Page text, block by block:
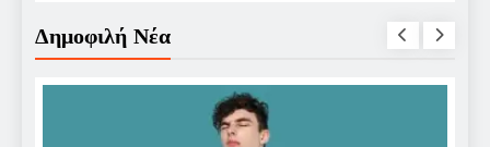
Δημοφιλή Νέα